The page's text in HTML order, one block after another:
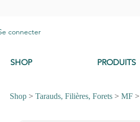
connecter
SHOP PRODUITS
Shop > Tarauds, Filières, Forets > MF >